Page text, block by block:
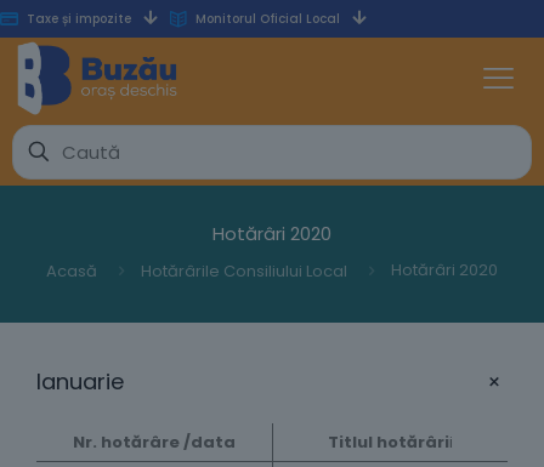
Taxe și impozite Monitorul Oficial Local
Hotărâri 2020
Acasă Hotărârile Consiliului Local​ Hotărâri 2020
Ianuarie +
Nr. hotărâre /data Titlul hotărârii